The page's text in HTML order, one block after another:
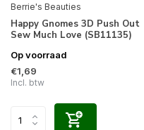
Berrie's Beauties
Happy Gnomes 3D Push Out
Sew Much Love (SB11135)
Op voorraad
€1,69
Incl. btw